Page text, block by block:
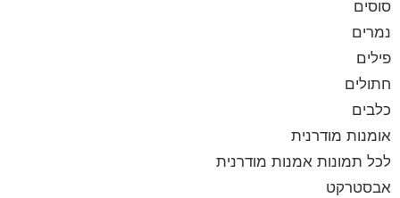
סוסים
נמרים
פילים
חתולים
כלבים
אומנות מודרנית
לכל תמונות אמנות מודרנית
אבסטרקט